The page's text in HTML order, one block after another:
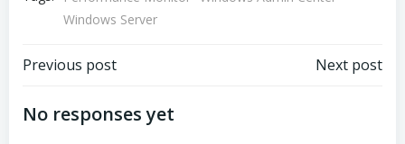
Windows Server
Navegação
de
Previous post
Navegação
Next post
No responses yet